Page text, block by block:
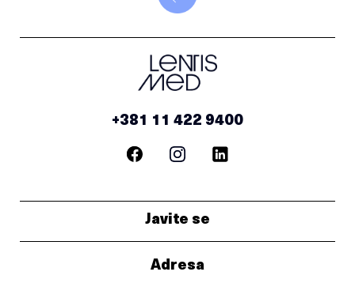
+381 11 422 9400
Javite se
Adresa